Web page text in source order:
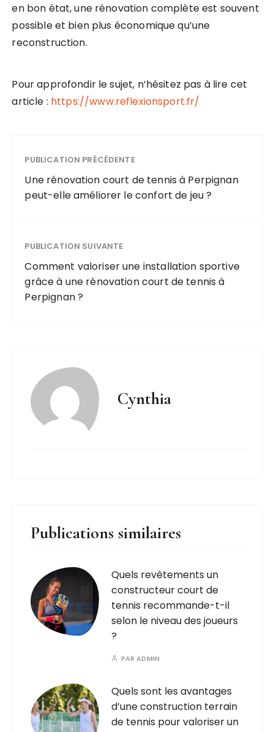
en bon état, une rénovation complète est souvent
possible et bien plus économique qu’une
reconstruction.
Pour approfondir le sujet, n’hésitez pas à lire cet
article : https://www.reflexionsport.fr/
PUBLICATION PRÉCÉDENTE
Une rénovation court de tennis à Perpignan
peut-elle améliorer le confort de jeu ?
PUBLICATION SUIVANTE
Comment valoriser une installation sportive
grâce à une rénovation court de tennis à
Perpignan ?
Cynthia
Publications similaires
Quels revêtements un
constructeur court de
tennis recommande-t-il
selon le niveau des joueurs
?
PARADMIN
Quels sont les avantages
d’une construction terrain
de tennis pour valoriser un